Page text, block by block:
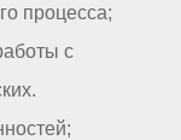
процесса;
с